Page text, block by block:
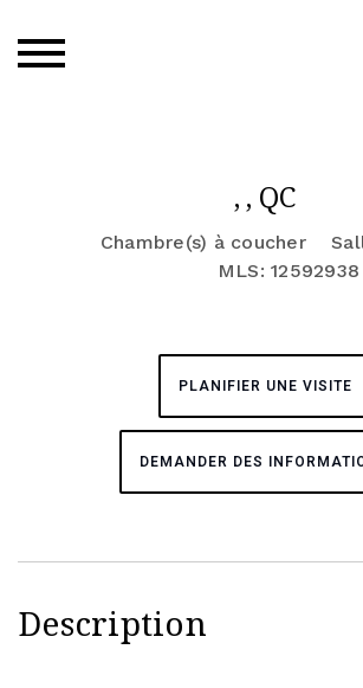
, , QC
Chambre(s) à coucher
MLS: 12592938
PLANIFIER UNE VISITE
DEMANDER DES
Description